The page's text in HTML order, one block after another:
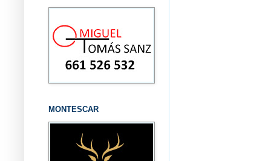
MONTESCAR